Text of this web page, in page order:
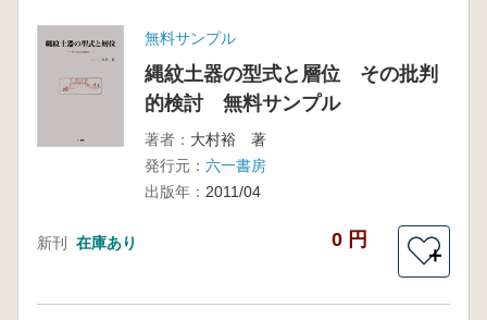
無料サンプル
縄紋土器の型式と層位 その批判
的検討 無料サンプル
著者： 大村裕 著
発行元： 六一書房
出版年： 2011/04
新刊 在庫あり 0 円
＋